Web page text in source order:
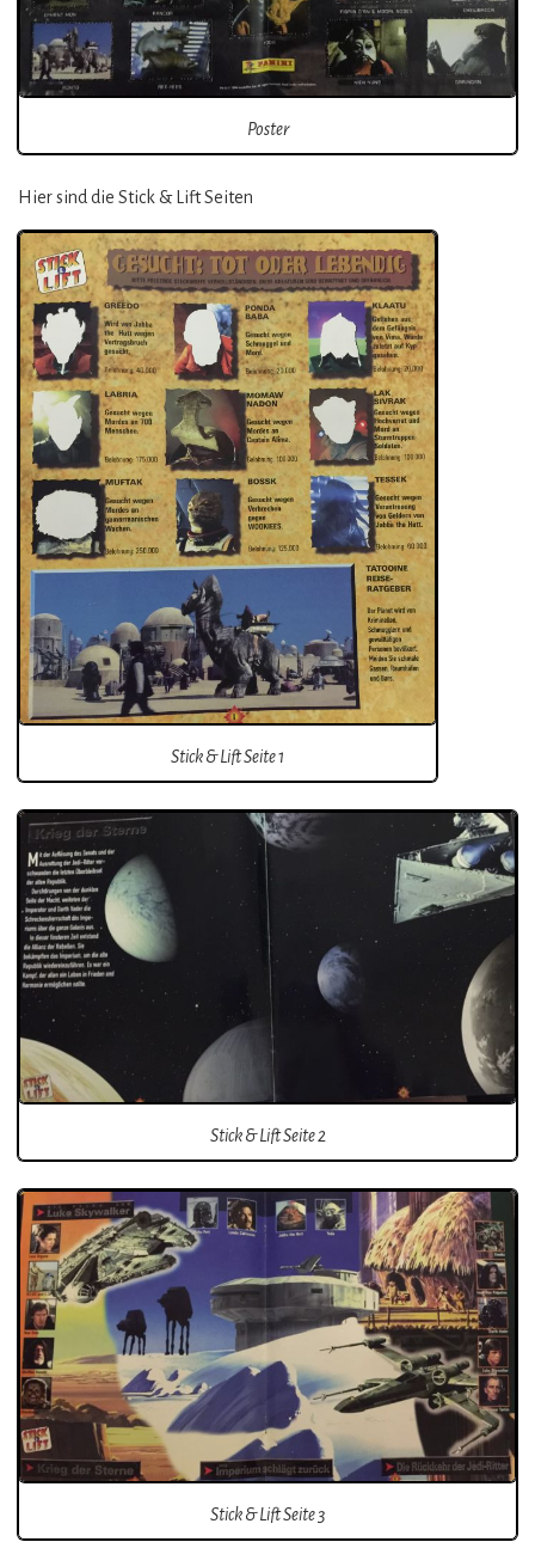
Poster
Hier sind die Stick & Lift Seiten
Stick & Lift Seite 1
Stick & Lift Seite 2
Stick & Lift Seite 3